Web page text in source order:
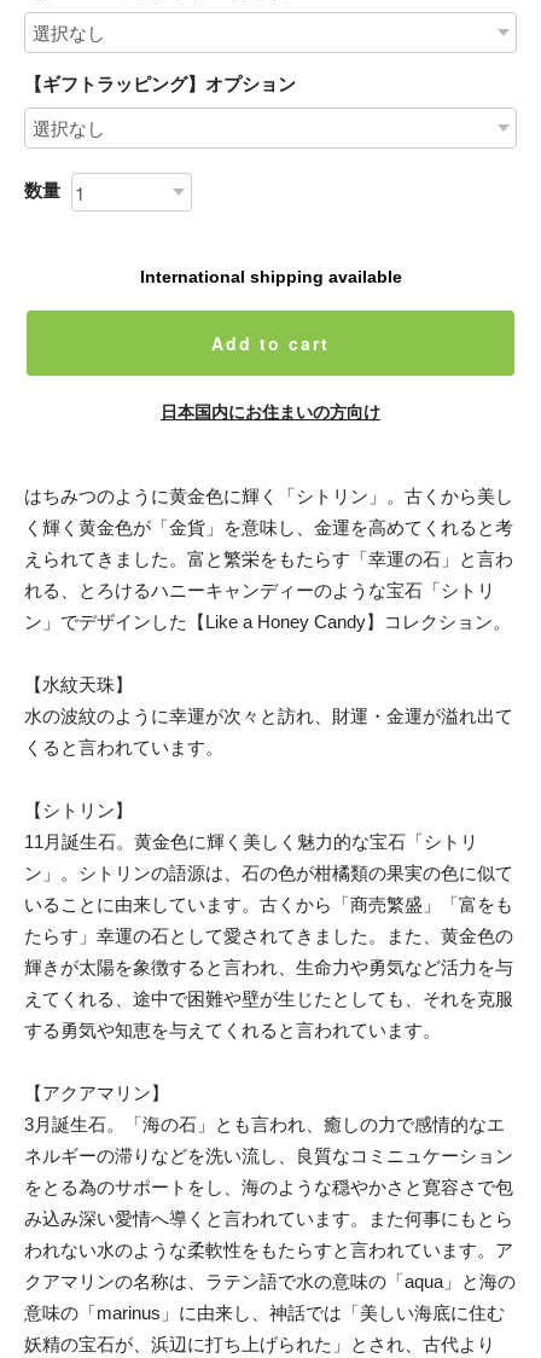
【ギフトラッピング】オプション
数量
International shipping available
Add to cart
日本国内にお住まいの方向け
はちみつのように黄金色に輝く「シトリン」。古くから美し
く輝く黄金色が「金貨」を意味し、金運を高めてくれると考
えられてきました。富と繁栄をもたらす「幸運の石」と言わ
れる、とろけるハニーキャンディーのような宝石「シトリ
ン」でデザインした【Like a Honey Candy】コレクション。
【水紋天珠】
水の波紋のように幸運が次々と訪れ、財運・金運が溢れ出て
くると言われています。
【シトリン】
11月誕生石。黄金色に輝く美しく魅力的な宝石「シトリ
ン」。シトリンの語源は、石の色が柑橘類の果実の色に似て
いることに由来しています。古くから「商売繁盛」「富をも
たらす」幸運の石として愛されてきました。また、黄金色の
輝きが太陽を象徴すると言われ、生命力や勇気など活力を与
えてくれる、途中で困難や壁が生じたとしても、それを克服
する勇気や知恵を与えてくれると言われています。
【アクアマリン】
3月誕生石。「海の石」とも言われ、癒しの力で感情的なエ
ネルギーの滞りなどを洗い流し、良質なコミニュケーション
をとる為のサポートをし、海のような穏やかさと寛容さで包
み込み深い愛情へ導くと言われています。また何事にもとら
われない水のような柔軟性をもたらすと言われています。ア
クアマリンの名称は、ラテン語で水の意味の「aqua」と海の
意味の「marinus」に由来し、神話では「美しい海底に住む
妖精の宝石が、浜辺に打ち上げられた」とされ、古代より